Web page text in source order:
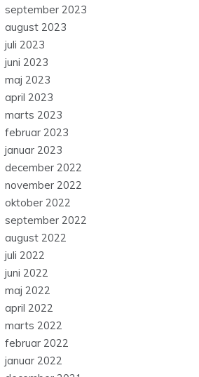
september 2023
august 2023
juli 2023
juni 2023
maj 2023
april 2023
marts 2023
februar 2023
januar 2023
december 2022
november 2022
oktober 2022
september 2022
august 2022
juli 2022
juni 2022
maj 2022
april 2022
marts 2022
februar 2022
januar 2022